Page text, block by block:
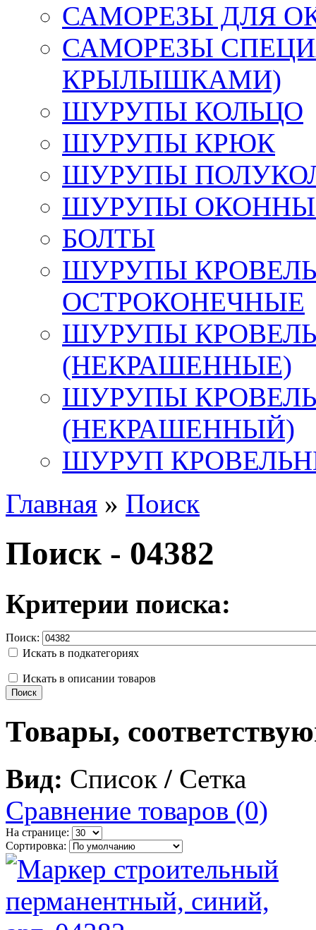
САМОРЕЗЫ ДЛЯ
САМОРЕЗЫ
КРЫЛЫШКАМИ)
ШУРУПЫ КОЛЬЦО
ШУРУПЫ КРЮК
ШУРУПЫ
ШУРУПЫ
БОЛТЫ
ШУРУПЫ
ОСТРОКОНЕЧНЫЕ
ШУРУПЫ
(НЕКРАШЕННЫЕ)
ШУРУПЫ
(НЕКРАШЕННЫЙ)
ШУРУП
Главная » Поиск
Поиск - 04382
Критерии поиска:
Поиск:
Искать в подкатегориях
Искать в описании товаров
Товары,
Вид: Список / Сетка
Сравнение товаров (0)
На странице:
Сортировка: